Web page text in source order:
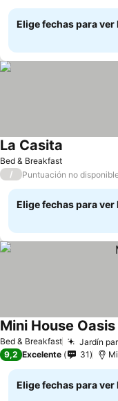
Elige fechas para
Bed & Breakfast
La Casita
/ Puntuación no
Elige fechas para
Bed & Breakfast Jardín
Mini House Oasis
9,2 Excelente 31
Elige fechas para